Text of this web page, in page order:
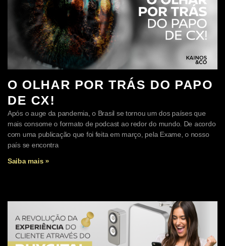
O OLHAR POR TRÁS DO PAPO
DE CX!
Após o auge da pandemia, o Brasil se tornou um dos países que
mais consome o formato de podcast ao redor do mundo. De acordo
com uma publicação que foi feita em março, pela Exame, o nosso
país se encontra
Saiba mais »